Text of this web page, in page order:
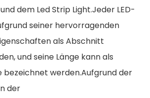
dem Led Strip Light.Jeder LED-
seiner hervorragenden
als Abschnitt
und seine Länge kann als
bezeichnet werden.Aufgrund der
der